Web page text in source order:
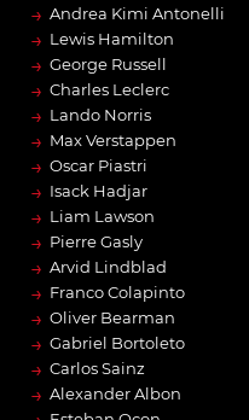
→ Andrea Kimi Antonelli
→ Lewis Hamilton
→ George Russell
→ Charles Leclerc
→ Lando Norris
→ Max Verstappen
→ Oscar Piastri
→ Isack Hadjar
→ Liam Lawson
→ Pierre Gasly
→ Arvid Lindblad
→ Franco Colapinto
→ Oliver Bearman
→ Gabriel Bortoleto
→ Carlos Sainz
→ Alexander Albon